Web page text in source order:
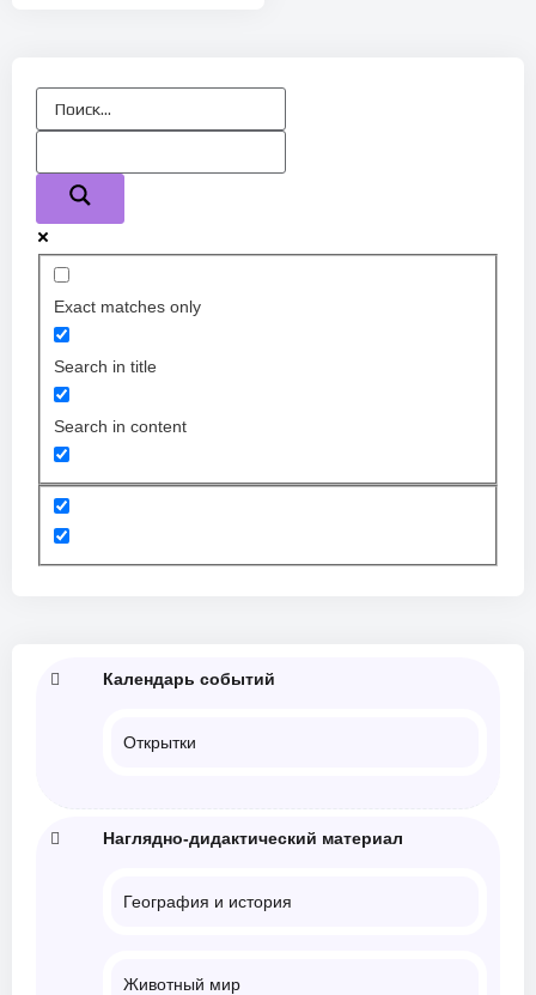
Exact matches only
Search in title
Search in content
Календарь событий
Открытки
Наглядно-дидактический материал
География и история
Животный мир